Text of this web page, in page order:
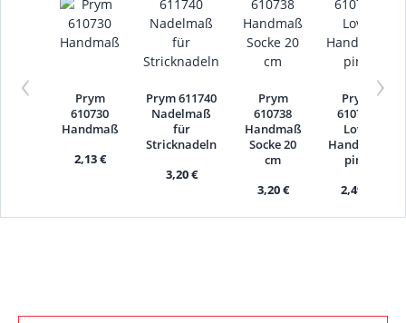
‹
Prym
610730
Handmaß
2,13 €
Prym 611740
Nadelmaß
für
Stricknadeln
3,20 €
Prym
610738
Handmaß
Socke 20
cm
3,20 €
Prym
610737
Love
Handmaß
pink
2,49 €
›